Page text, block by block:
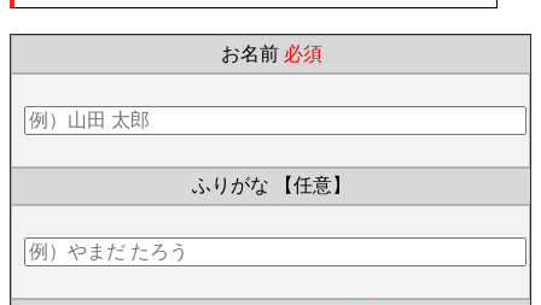
お名前 必須
ふりがな 【任意】